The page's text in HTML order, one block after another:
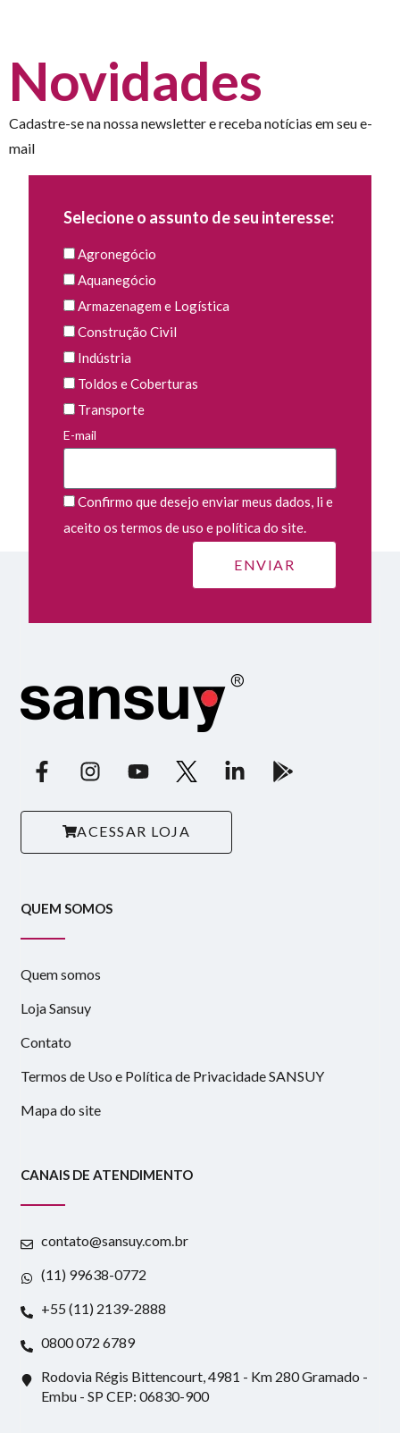
Novidades
Cadastre-se na nossa newsletter e receba notícias em seu e-
mail
Selecione o assunto de seu interesse:
Agronegócio
Aquanegócio
Armazenagem e Logística
Construção Civil
Indústria
Toldos e Coberturas
Transporte
E-mail
Confirmo que desejo enviar meus dados, li e
aceito os termos de uso e política do site.
ACESSAR LOJA
QUEM SOMOS
Quem somos
Loja Sansuy
Contato
Termos de Uso e Política de Privacidade SANSUY
Mapa do site
CANAIS DE ATENDIMENTO
contato@sansuy.com.br
(11) 99638-0772
+55 (11) 2139-2888
0800 072 6789
Rodovia Régis Bittencourt, 4981 - Km 280 Gramado -
Embu - SP CEP: 06830-900